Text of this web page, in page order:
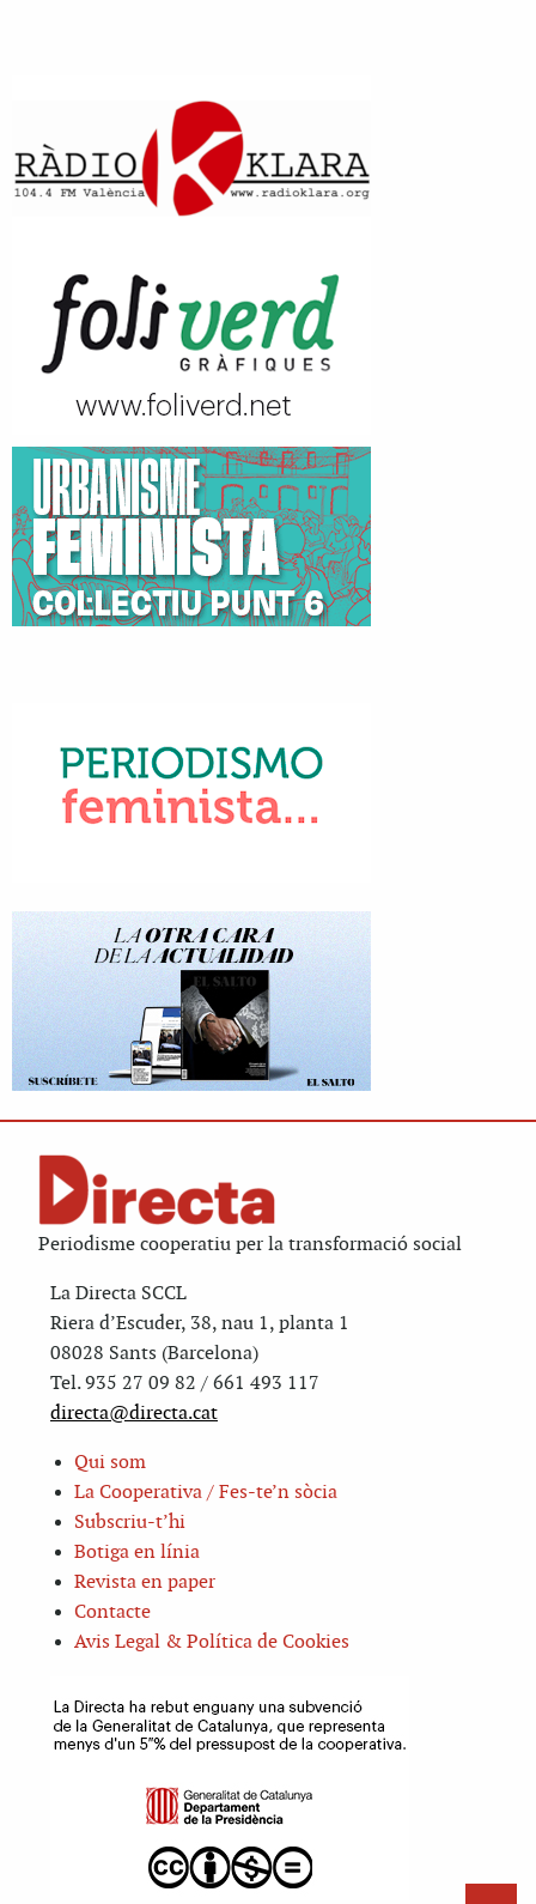
Periodisme cooperatiu per la transformació social
La Directa SCCL
Riera d’Escuder, 38, nau 1, planta 1
08028 Sants (Barcelona)
Tel. 935 27 09 82 / 661 493 117
directa@directa.cat
Qui som
La Cooperativa / Fes-te’n sòcia
Subscriu-t’hi
Botiga en línia
Revista en paper
Contacte
Avis Legal & Política de Cookies